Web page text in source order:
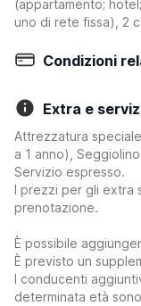
(appartamento;
uno di rete fissa), 2
Condizioni
Extra e
Attrezzatura
a 1 anno),
Servizio espresso.
I prezzi per gli extra
prenotazione.
È possibile
È previsto un
I conducenti
determinata età